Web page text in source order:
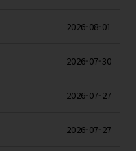
2026-08-01
2026-07-30
2026-07-27
2026-07-27